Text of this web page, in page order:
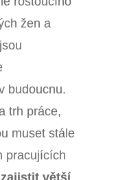
žen a
budoucnu.
trh práce,
muset stále
pracujících